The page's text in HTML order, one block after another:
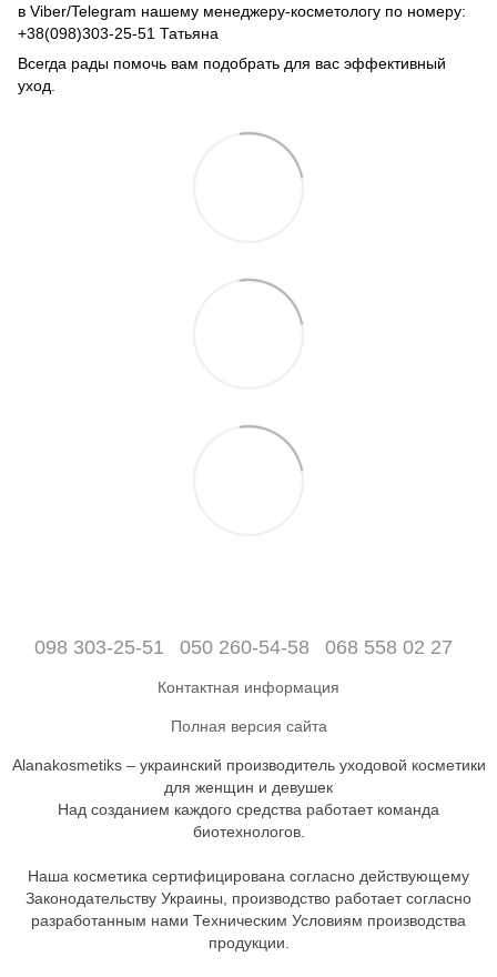
в Viber/Telegram нашему менеджеру-косметологу по номеру:
+38(098)303-25-51 Татьяна
Всегда рады помочь вам подобрать для вас эффективный
уход.
098 303-25-51 050 260-54-58 068 558 02 27
Контактная информация
Полная версия сайта
Alanakosmetiks – украинский производитель уходовой косметики
для женщин и девушек
Над созданием каждого средства работает команда
биотехнологов.
Наша косметика сертифицирована согласно действующему
Законодательству Украины, производство работает согласно
разработанным нами Техническим Условиям производства
продукции.